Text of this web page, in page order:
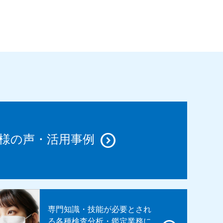
の声・活用事例
専門知識・技能が必要とされ
る各種検査分析・鑑定業務に